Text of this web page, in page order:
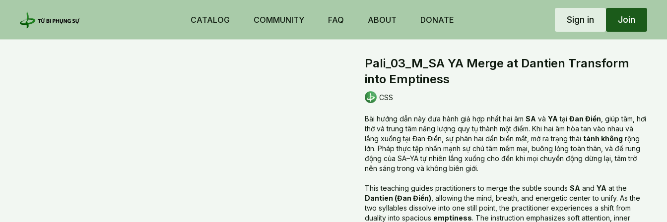
CATALOG COMMUNITY FAQ ABOUT DONATE Sign in Join
Pali_03_M_SA YA Merge at Dantien Transform
into Emptiness
CSS
Bài hướng dẫn này đưa hành giả hợp nhất hai âmSA vàYA tạiĐan Điền , giúp tâm, hơi
thở và trung tâm năng lượng quy tụ thành một điểm. Khi hai âm hòa tan vào nhau và
lắng xuống tại Đan Điền, sự phân hai dần biến mất, mở ra trạng thái tánh không rộng
lớn. Pháp thực tập nhấn mạnh sự chú tâm mềm mại, buông lỏng toàn thân, và để rung
động của SA–YA tự nhiên lắng xuống cho đến khi mọi chuyển động dừng lại, tâm trở
nên sáng trong và không biên giới.
This teaching guides practitioners to merge the subtle soundsSA andYA at the
Dantien (Đan Điền) , allowing the mind, breath, and energetic center to unify. As the
two syllables dissolve into one still point, the practitioner experiences a shift from
duality into spacious emptiness. The instruction emphasizes soft attention, inner